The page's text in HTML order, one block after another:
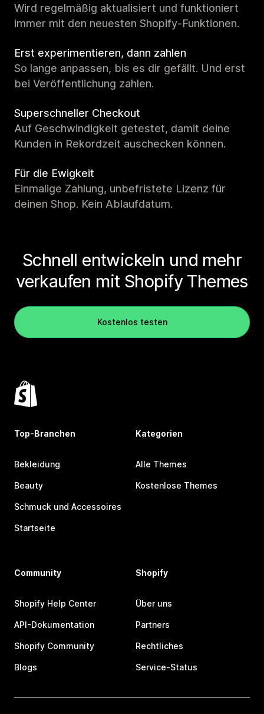
Wird regelmäßig aktualisiert und funktioniert
immer mit den neuesten Shopify-Funktionen.
Erst experimentieren, dann zahlen
So lange anpassen, bis es dir gefällt. Und erst
bei Veröffentlichung zahlen.
Superschneller Checkout
Auf Geschwindigkeit getestet, damit deine
Kunden in Rekordzeit auschecken können.
Für die Ewigkeit
Einmalige Zahlung, unbefristete Lizenz für
deinen Shop. Kein Ablaufdatum.
Schnell entwickeln und mehr
verkaufen mit Shopify Themes
Kostenlos testen
Top-Branchen
Bekleidung
Beauty
Schmuck und Accessoires
Startseite
Kategorien
Alle Themes
Kostenlose Themes
Community
Shopify Help Center
API-Dokumentation
Shopify Community
Blogs
Shopify
Über uns
Partners
Rechtliches
Service-Status